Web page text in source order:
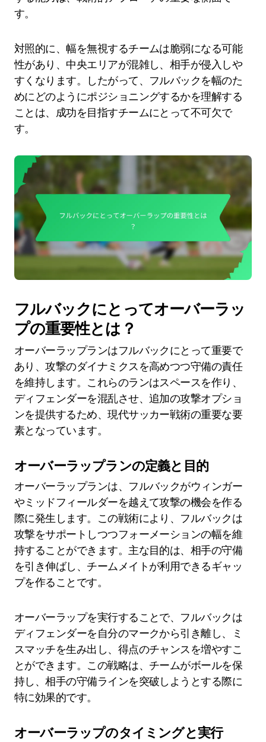
す。
対照的に、幅を無視するチームは脆弱になる可能
性があり、中央エリアが混雑し、相手が侵入しや
すくなります。したがって、フルバックを幅のた
めにどのようにポジショニングするかを理解する
ことは、成功を目指すチームにとって不可欠で
す。
フルバックにとってオーバーラッ
プの重要性とは？
オーバーラップランはフルバックにとって重要で
あり、攻撃のダイナミクスを高めつつ守備の責任
を維持します。これらのランはスペースを作り、
ディフェンダーを混乱させ、追加の攻撃オプショ
ンを提供するため、現代サッカー戦術の重要な要
素となっています。
オーバーラップランの定義と目的
オーバーラップランは、フルバックがウィンガー
やミッドフィールダーを越えて攻撃の機会を作る
際に発生します。この戦術により、フルバックは
攻撃をサポートしつつフォーメーションの幅を維
持することができます。主な目的は、相手の守備
を引き伸ばし、チームメイトが利用できるギャッ
プを作ることです。
オーバーラップを実行することで、フルバックは
ディフェンダーを自分のマークから引き離し、ミ
スマッチを生み出し、得点のチャンスを増やすこ
とができます。この戦略は、チームがボールを保
持し、相手の守備ラインを突破しようとする際に
特に効果的です。
オーバーラップのタイミングと実行